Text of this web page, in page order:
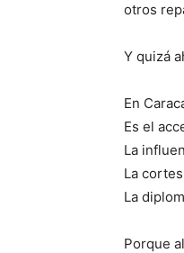
otros
Y quizá
En
Es el
La
La
La
Porque